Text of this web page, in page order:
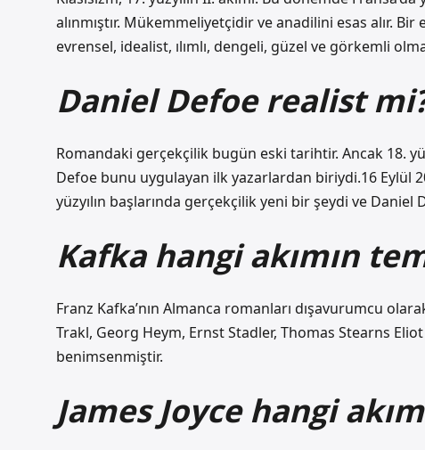
alınmıştır. Mükemmeliyetçidir ve anadilini esas alır.
evrensel, idealist, ılımlı, dengeli, güzel ve görkemli
Daniel Defoe realist
Romandaki gerçekçilik bugün eski tarihtir. Ancak 18.
Defoe bunu uygulayan ilk yazarlardan biriydi.16 Eylül
yüzyılın başlarında gerçekçilik yeni bir şeydi ve
Kafka hangi akımın
Franz Kafka’nın Almanca romanları dışavurumcu
Trakl, Georg Heym, Ernst Stadler, Thomas Stearns
benimsenmiştir.
James Joyce hangi